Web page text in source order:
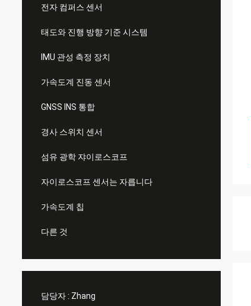
전자 컴퍼스 센서
태도와 진행 방향 기준 시스템
IMU 관성 측정 장치
가속도계 진동 센서
GNSS INS 통합
경사 스위치 센서
섬유 광학 쟈이로스코프
자이로스코프 센서는 자릅니다
가속도계 칩
다른 것
담당자 : Zhang